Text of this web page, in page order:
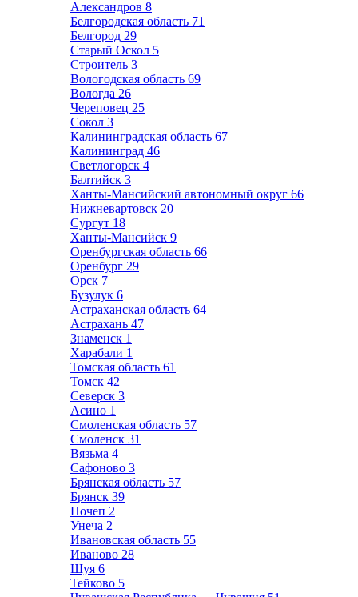
Александров 8
Белгородская область 71
Белгород 29
Старый Оскол 5
Строитель 3
Вологодская область 69
Вологда 26
Череповец 25
Сокол 3
Калининградская область 67
Калининград 46
Светлогорск 4
Балтийск 3
Ханты-Мансийский автономный округ 66
Нижневартовск 20
Сургут 18
Ханты-Мансийск 9
Оренбургская область 66
Оренбург 29
Орск 7
Бузулук 6
Астраханская область 64
Астрахань 47
Знаменск 1
Харабали 1
Томская область 61
Томск 42
Северск 3
Асино 1
Смоленская область 57
Смоленск 31
Вязьма 4
Сафоново 3
Брянская область 57
Брянск 39
Почеп 2
Унеча 2
Ивановская область 55
Иваново 28
Шуя 6
Тейково 5